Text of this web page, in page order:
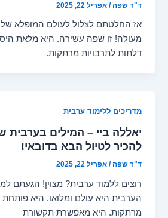
ד"ר שפה/אפריל 22, 2025
אז החלטתם לצלול לעולם המופלא
מעולה! זו שפה עשירה. היא מלאת
דלתות לתרבויות מרתקות.
מדריכים ללימוד ערבית
יאללה ביי – המילים בערבית
להכיר לטיול הבא בדובאי!
ד"ר שפה/אפריל 22, 2025
רוצים ללמוד ערבית? מצוין! הגעתם
הערבית היא עולם ומלואו. היא פותחת
מרתקות. היא מאפשרת תקשורת